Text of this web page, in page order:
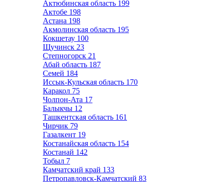
Актюбинская область 199
Актобе 198
Астана 198
Акмолинская область 195
Кокшетау 100
Щучинск 23
Степногорск 21
Абай область 187
Семей 184
Иссык-Кульская область 170
Каракол 75
Чолпон-Ата 17
Балыкчы 12
Ташкентская область 161
Чирчик 79
Газалкент 19
Костанайская область 154
Костанай 142
Тобыл 7
Камчатский край 133
Петропавловск-Камчатский 83